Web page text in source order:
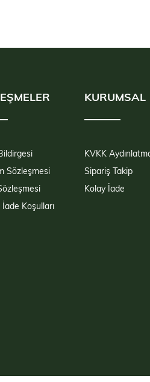
Sözleşmesi
Koşulları
KURUMSAL
KVKK
Sipariş Takip
Kolay İade